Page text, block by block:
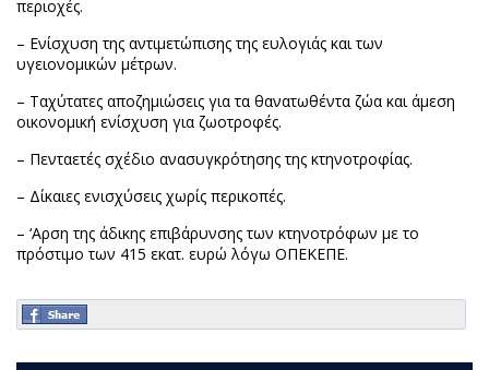
περιοχές.
– Ενίσχυση της αντιμετώπισης της ευλογιάς και των
υγειονομικών μέτρων.
– Ταχύτατες αποζημιώσεις για τα θανατωθέντα ζώα και άμεση
οικονομική ενίσχυση για ζωοτροφές.
– Πενταετές σχέδιο ανασυγκρότησης της κτηνοτροφίας.
– Δίκαιες ενισχύσεις χωρίς περικοπές.
– ‘Αρση της άδικης επιβάρυνσης των κτηνοτρόφων με το
πρόστιμο των 415 εκατ. ευρώ λόγω ΟΠΕΚΕΠΕ.